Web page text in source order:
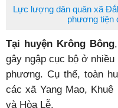
Lực lượng dân quân xã
phương tiện
Tại huyện Krông Bông
gây ngập cục bộ ở
phương. Cụ thể, toàn
các xã Yang Mao,
và Hòa Lễ.